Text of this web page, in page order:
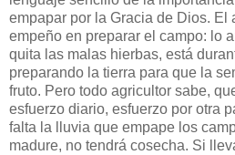
empapar por la Gracia de Dios. El
empeño en preparar el campo: lo
quita las malas hierbas, está
preparando la tierra para que la
fruto. Pero todo agricultor sabe,
esfuerzo diario, esfuerzo por otra
falta la lluvia que empape los
madure, no tendrá cosecha. Si